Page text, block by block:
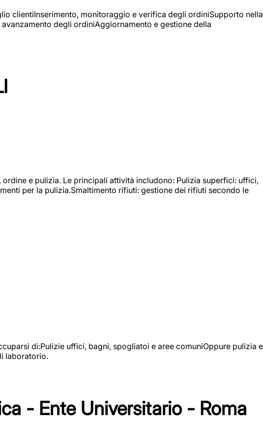
clientiInserimento, monitoraggio e verifica degli ordiniSupporto nella
degli ordiniAggiornamento e gestione della
e pulizia. Le principali attività includono: Pulizia superfici: uffici,
per la pulizia.Smaltimento rifiuti: gestione dei rifiuti secondo le
di:Pulizie uffici, bagni, spogliatoi e aree comuniOppure pulizia e
laboratorio.
- Ente Universitario - Roma